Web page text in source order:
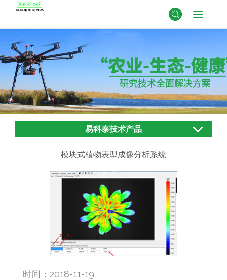
易科泰技术产品
模块式植物表型成像分析系统
时间：2018-11-19